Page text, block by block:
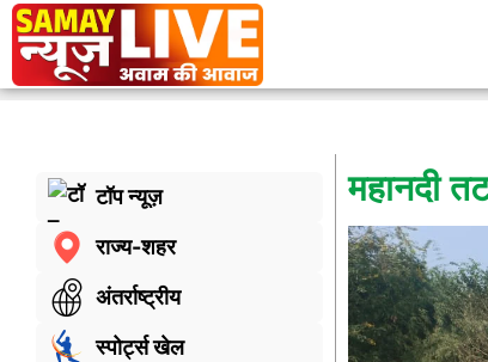
टॉप न्यूज़
राज्य-शहर
अंतर्राष्ट्रीय
स्पोर्ट्स खेल
महानदी